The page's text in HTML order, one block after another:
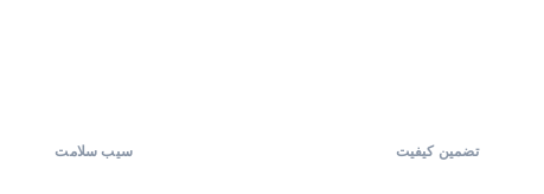
تضمین کیفیت سیب سلامت